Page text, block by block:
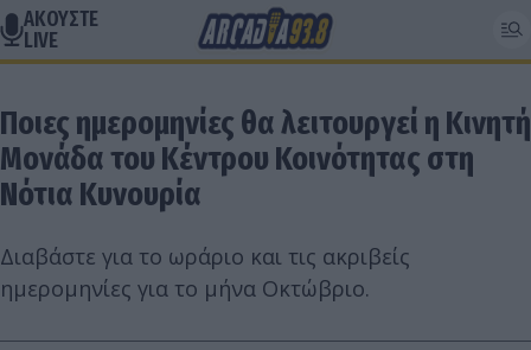
ΑΚΟΥΣΤΕ
LIVE
Ποιες ημερομηνίες θα λειτουργεί η Κινητή
Μονάδα του Κέντρου Κοινότητας στη
Νότια Κυνουρία
Διαβάστε για το ωράριο και τις ακριβείς
ημερομηνίες για το μήνα Οκτώβριο.